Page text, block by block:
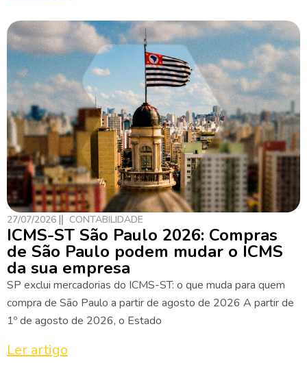
27/07/2026 CONTABILIDADE
ICMS-ST São Paulo 2026: Compras
de São Paulo podem mudar o ICMS
da sua empresa
SP exclui mercadorias do ICMS-ST: o que muda para quem
compra de São Paulo a partir de agosto de 2026 A partir de
1º de agosto de 2026, o Estado
Ler artigo